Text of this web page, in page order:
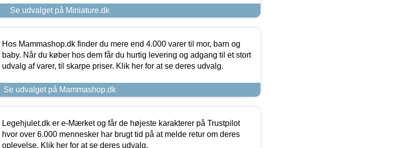
Se udvalget på Miniature.dk
Hos Mammashop.dk finder du mere end 4.000 varer til mor, barn og
baby. Når du køber hos dem får du hurtig levering og adgang til et stort
udvalg af varer, til skarpe priser. Klik her for at se deres udvalg.
Se udvalget på Mammashop.dk
Legehjulet.dk er e-Mærket og får de højeste karakterer på Trustpilot
hvor over 6.000 mennesker har brugt tid på at melde retur om deres
oplevelse. Klik her for at se deres udvalg.